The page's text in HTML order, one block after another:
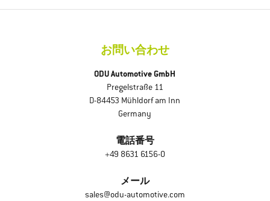
お問い合わせ
ODU Automotive GmbH
Pregelstraße 11
D-84453 Mühldorf am Inn
Germany
電話番号
+49 8631 6156-0
メール
sales@odu-automotive.com